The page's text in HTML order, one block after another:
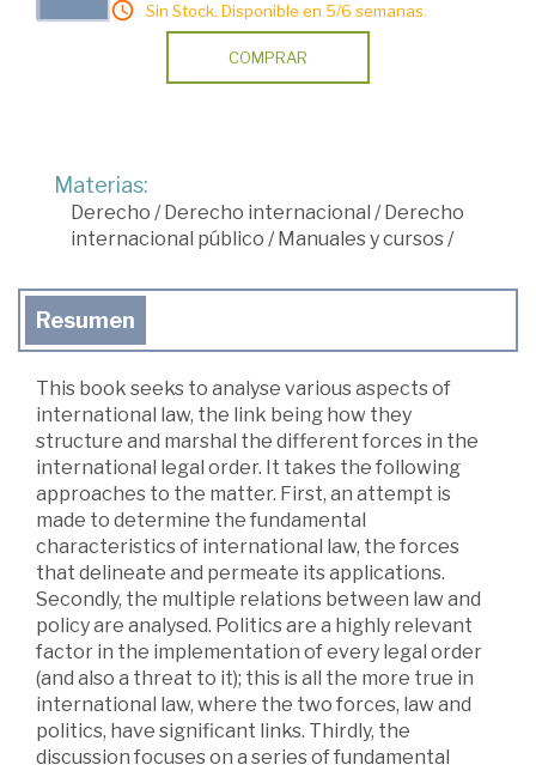
Sin Stock. Disponible en 5/6 semanas.
COMPRAR
Materias:
Derecho /Derecho internacional /Derecho
internacional público /Manuales y cursos/
Resumen
This book seeks to analyse various aspects of
international law, the link being how they
structure and marshal the different forces in the
international legal order. It takes the following
approaches to the matter. First, an attempt is
made to determine the fundamental
characteristics of international law, the forces
that delineate and permeate its applications.
Secondly, the multiple relations between law and
policy are analysed. Politics are a highly relevant
factor in the implementation of every legal order
(and also a threat to it); this is all the more true in
international law, where the two forces, law and
politics, have significant links. Thirdly, the
discussion focuses on a series of fundamental